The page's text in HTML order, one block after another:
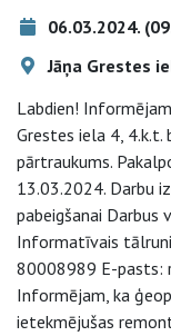
06.03.2024.
Jāņa Grestes
Labdien!
Grestes iela 4,
pārtraukums.
13.03.2024. Darbu
pabeigšanai Darbus
Informatīvais
80008989 E-pasts:
Informējam, ka
ietekmējušas